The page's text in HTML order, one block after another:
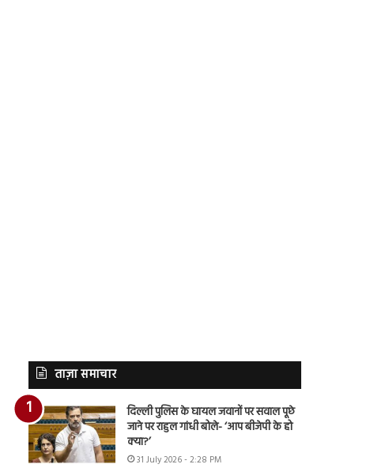
ताज़ा समाचार
दिल्ली पुलिस के घायल जवानों पर सवाल पूछे
जाने पर राहुल गांधी बोले- ‘आप बीजेपी के हो
क्या?’
31 July 2026 - 2:28 PM